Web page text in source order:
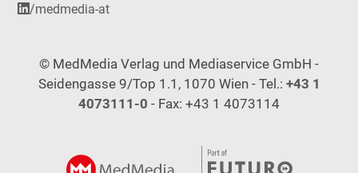
/medmedia-at
© MedMedia Verlag und Mediaservice GmbH -
Seidengasse 9/Top 1.1, 1070 Wien - Tel.: +43 1
4073111-0 - Fax: +43 1 4073114